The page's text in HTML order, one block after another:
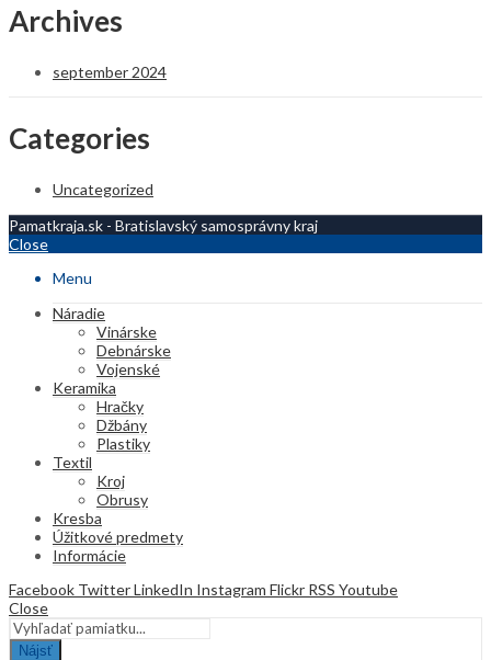
Archives
september 2024
Categories
Uncategorized
Pamatkraja.sk - Bratislavský samosprávny kraj
Close
Menu
Náradie
Vinárske
Debnárske
Vojenské
Keramika
Hračky
Džbány
Plastiky
Textil
Kroj
Obrusy
Kresba
Úžitkové predmety
Informácie
Facebook TwitterLinkedIn Instagram Flickr RSS Youtube
Close
Nájsť